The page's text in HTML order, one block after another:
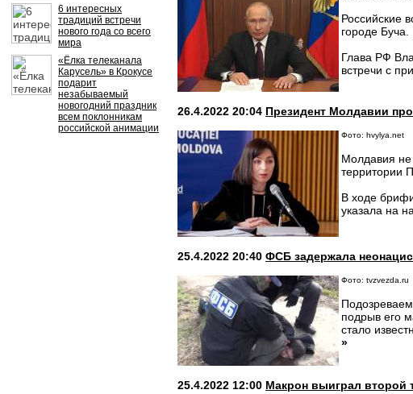
6 интересных
традиций встречи
нового года со всего
мира
«Ёлка телеканала
Карусель» в Крокусе
подарит
незабываемый
новогодний праздник
всем поклонникам
российской анимации
Российские
городе Буча.
Глава РФ
встречи с
26.4.2022 20:04 Президент Молдавии
Фото: hvylya.net
Молдавия не
территории
В ходе
указала на
25.4.2022 20:40 ФСБ задержала
Фото: tvzvezda.ru
подрыв его
стало
»
25.4.2022 12:00 Макрон выиграл второй